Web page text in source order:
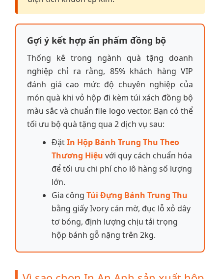
Gợi ý kết hợp ấn phẩm đồng bộ
Thống kê trong ngành quà tặng doanh
nghiệp chỉ ra rằng, 85% khách hàng VIP
đánh giá cao mức độ chuyên nghiệp của
món quà khi vỏ hộp đi kèm túi xách đồng bộ
màu sắc và chuẩn file logo vector. Bạn có thể
tối ưu bộ quà tặng qua 2 dịch vụ sau:
ĐặtIn Hộp Bánh Trung Thu Theo
Thương Hiệu với quy cách chuẩn hóa
để tối ưu chi phí cho lô hàng số lượng
lớn.
Gia công Túi Đựng Bánh Trung Thu
bằng giấy Ivory cán mờ, đục lỗ xỏ dây
tơ bóng, định lượng chịu tải trọng
hộp bánh gỗ nặng trên 2kg.